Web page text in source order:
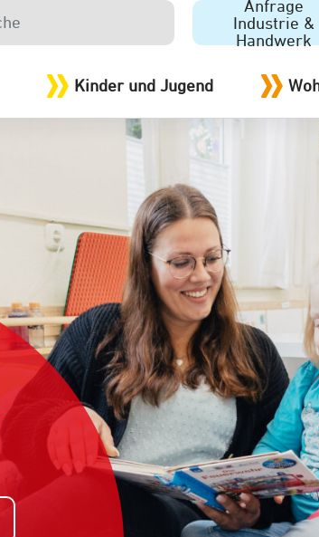
Anfrage
Industrie &
Handwerk
Kinder und Jugend